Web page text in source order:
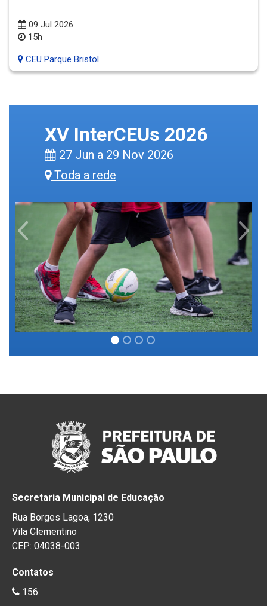
09 Jul 2026
15h
CEU Parque Bristol
XV InterCEUs 2026
27 Jun a 29 Nov 2026
Toda a rede
Previous Next
Secretaria Municipal de Educação
Rua Borges Lagoa, 1230
Vila Clementino
CEP: 04038-003
Contatos
156